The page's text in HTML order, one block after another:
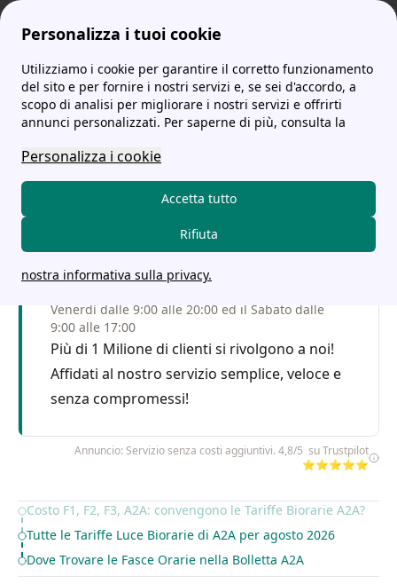
Personalizza i tuoi cookie
Utilizziamo i cookie per garantire il corretto funzionamento
del sito e per fornire i nostri servizi e, se sei d'accordo, a
scopo di analisi per migliorare i nostri servizi e offrirti
annunci personalizzati. Per saperne di più, consulta la
Personalizza i cookie
Accetta tutto
Rifiuta
nostra informativa sulla privacy.
tariffe-energia.it A2A Energia: tutto su contatti, numero verde, offerte luce e gas e area clienti Quali sono le Fasce Orarie di A2A e quale Tariffa conviene attivare?
Quali sono le Fasce Orarie
di A2A e quale Tariffa
conviene attivare?
Venerdì dalle 9:00 alle 20:00 ed il Sabato dalle
9:00 alle 17:00
Più di 1 Milione di clienti si rivolgono a noi!
Affidati al nostro servizio semplice, veloce e
senza compromessi!
Annuncio: Servizio senza costi aggiuntivi. 4,8/5 su Trustpilot
⭐⭐⭐⭐⭐
Table of Contents
Costo F1, F2, F3, A2A: convengono le Tariffe Biorarie A2A?
Tutte le Tariffe Luce Biorarie di A2A per agosto 2026
Dove Trovare le Fasce Orarie nella Bolletta A2A